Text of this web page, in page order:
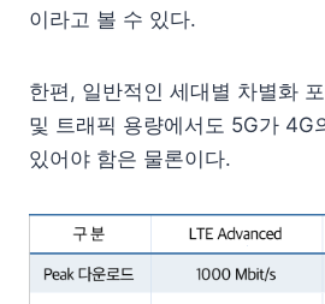
이라고 볼 수 있다.
한편, 일반적인 세대별 차별화
및 트래픽 용량에서도 5G가 4G
있어야 함은 물론이다.